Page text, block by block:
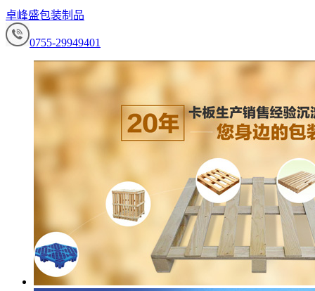
卓峰盛包装制品
0755-29949401